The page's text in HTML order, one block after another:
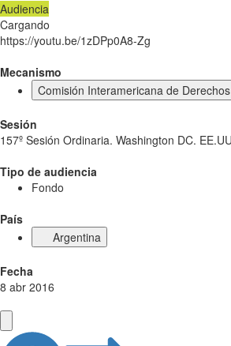
Audiencia
Cargando
https://youtu.be/1zDPp0A8-Zg
Mecanismo
Comisión Interamericana de
Sesión
157º Sesión Ordinaria. Washington DC.
Tipo de audiencia
Fondo
País
Argentina
Fecha
8 abr 2016